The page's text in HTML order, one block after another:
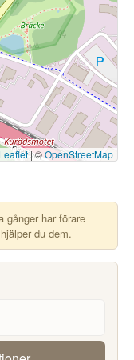
Leaflet|©OpenStreetMap
har förare
du dem.